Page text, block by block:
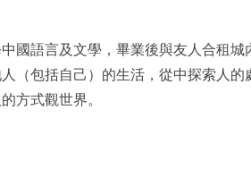
國語言及文學，畢業後與友人合租城
（包括自己）的生活，從中探索人的
方式觀世界。